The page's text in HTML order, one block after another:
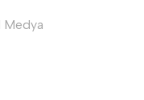
Medya